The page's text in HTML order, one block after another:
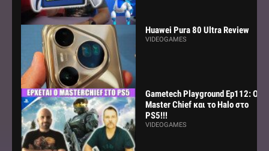
Huawei Pura 80 Ultra Review
VIDEOGAMES
Gametech Playground Ep112: Ο
Master Chief και το Halo στο
PS5!!!
VIDEOGAMES